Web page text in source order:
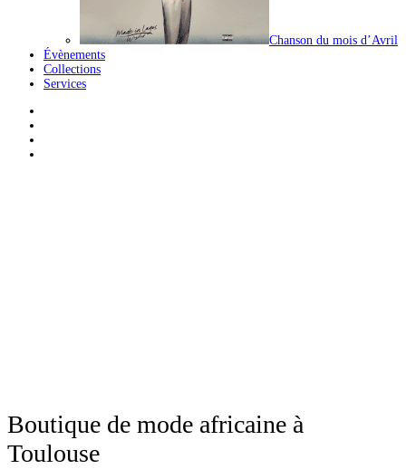
Chanson du mois d’Avril
Évènements
Collections
Services
Boutique de mode africaine à
Toulouse